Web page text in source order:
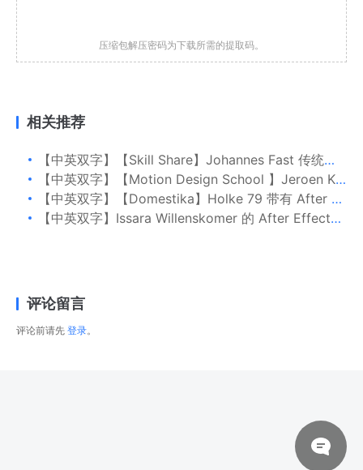
压缩包解压密码为下载所需的提取码。
相关推荐
【中英双字】【Skill Share】Johannes Fast 传统动画：如何制作烟雾效果
【中英双字】【Motion Design School 】Jeroen Krielaars 的 After Effects 动画字体与动画
【中英双字】【Domestika】Holke 79 带有 After Effects 的作品集动画
【中英双字】Issara Willenskomer 的 After Effects UI 动画基础教程
评论留言
评论前请先 登录。